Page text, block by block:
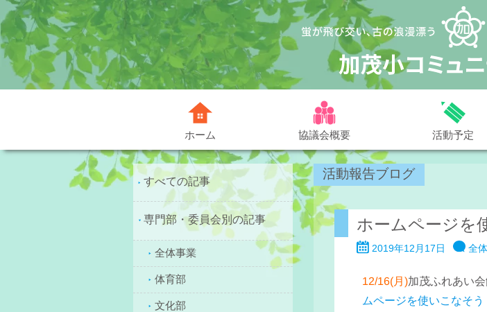
ホーム 協議会概要 活動予定
すべての記事
専門部・委員会別の記事
全体事業
体育部
文化部
活動報告ブログ
ホームページを
2019年12月17日 全
12/16(月)加茂ふれあい
ムページを使いこなそう